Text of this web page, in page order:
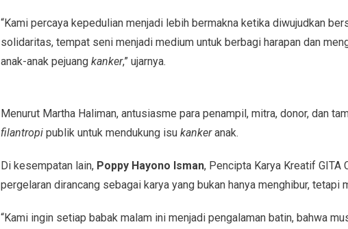
“Kami percaya kepedulian menjadi lebih bermakna ketika diwujudkan
solidaritas, tempat seni menjadi medium untuk berbagi harapan dan
anak-anak pejuang kanker,” ujarnya.
Menurut Martha Haliman, antusiasme para penampil, mitra, donor, dan
filantropipublik untuk mendukung isu kankeranak.
Di kesempatan lain, Poppy Hayono Isman, Pencipta Karya Kreatif GITA
pergelaran dirancang sebagai karya yang bukan hanya menghibur, tetapi
“Kami ingin setiap babak malam ini menjadi pengalaman batin, bahwa